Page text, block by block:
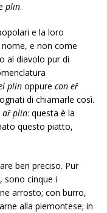
plin.
e la loro
e non come
al diavolo pur di
plin oppure con eȓ
di chiamarle così.
aȓ plin: questa è la
questo piatto,
ben preciso. Pur
sono cinque i
arrosto; con burro,
alla piemontese; in